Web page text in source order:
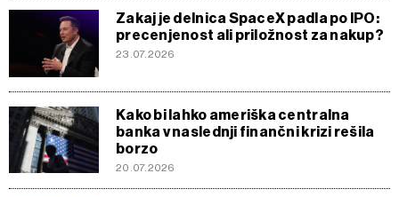
Zakaj je delnica SpaceX padla po IPO:
precenjenost ali priložnost za nakup?
23.07.2026
Kako bi lahko ameriška centralna
banka v naslednji finančni krizi rešila
borzo
20.07.2026